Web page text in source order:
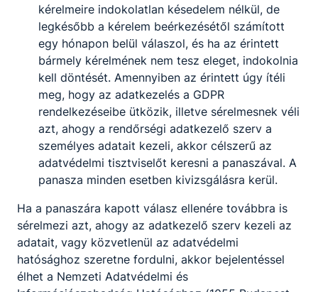
Egyszeri pályakezdési juttatásra jogosultminden
sikeres szakmai vizsgát tetttanuló, aki az alább
felsorolt feltételeknek megfelel . A pályakezdési
juttatás alapja a szakirányú oktatás központi
költségvetésről szóló törvényben meghatározott
önköltségének egyhavi összege (ez 2022-ben 100
ezer forint). A pályakezdési juttatás mértéke a
szakmai vizsga eredményétől függ. A juttatás
szabadon felhasználható.
Az ösztöndíj mértéke:
A szakmai
vizsga
eredménye
Pályakezdési
juttatás
mértéke
Pályakezdési
juttatás
mértéke
szeptember
kérelmeire indokolatlan késedelem nélkül, de
legkésőbb a kérelem beérkezésétől számított
egy hónapon belül válaszol, és ha az érintett
bármely kérelmének nem tesz eleget, indokolnia
kell döntését. Amennyiben az érintett úgy ítéli
meg, hogy az adatkezelés a GDPR
rendelkezéseibe ütközik, illetve sérelmesnek véli
azt, ahogy a rendőrségi adatkezelő szerv a
személyes adatait kezeli, akkor célszerű az
adatvédelmi tisztviselőt keresni a panaszával. A
panasza minden esetben kivizsgálásra kerül.
Ha a panaszára kapott válasz ellenére továbbra is
sérelmezi azt, ahogy az adatkezelő szerv kezeli az
adatait, vagy közvetlenül az adatvédelmi
hatósághoz szeretne fordulni, akkor bejelentéssel
élhet a Nemzeti Adatvédelmi és